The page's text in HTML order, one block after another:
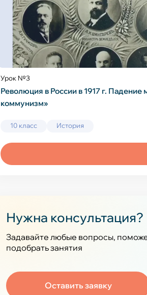
Урок №3
Революция в России в 1917 г.
коммунизм»
10 класс История
Нужна консультация?
Задавайте любые вопросы,
подобрать занятия
Оставить заявку